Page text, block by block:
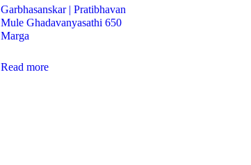
Garbhasanskar | Pratibhavan
Mule Ghadavanyasathi 650
Marga
Read more